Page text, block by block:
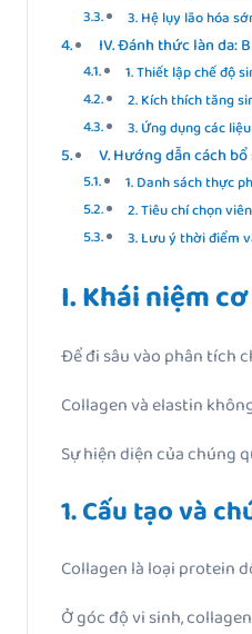
3. Hệ lụy lão hóa
IV. Đánh thức làn da:
1. Thiết lập chế độ
2. Kích thích tăng
3. Ứng dụng các
V. Hướng dẫn cách
1. Danh sách thực
2. Tiêu chí chọn
3. Lưu ý thời điểm
I. Khái niệm
Để đi sâu vào phân tích
Collagen và elastin
Sự hiện diện của chúng
1. Cấu tạo và
Collagen là loại protein
Ở góc độ vi sinh,